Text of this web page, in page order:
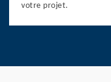
votre projet.